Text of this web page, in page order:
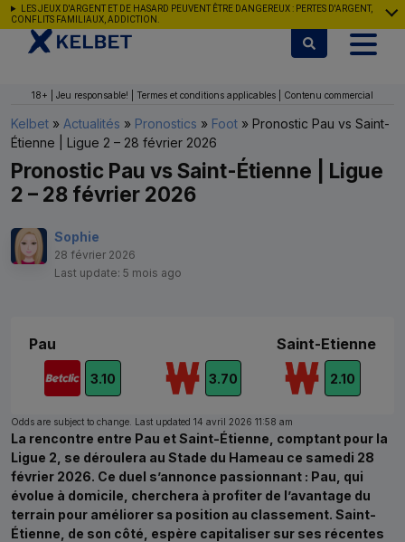
Aller au contenu
LES JEUX D'ARGENT ET DE HASARD PEUVENT ÊTRE DANGEREUX : PERTES D'ARGENT,
CONFLITS FAMILIAUX, ADDICTION.
18+ | Jeu responsable! | Termes et conditions applicables | Contenu commercial
Kelbet » Actualités » Pronostics » Foot » Pronostic Pau vs Saint-
Étienne | Ligue 2 – 28 février 2026
Pronostic Pau vs Saint-Étienne | Ligue
2 – 28 février 2026
Sophie
28 février 2026
Last update: 5 mois ago
Pau Saint-Etienne
3.10 3.70 2.10
Odds are subject to change. Last updated 14 avril 2026 11:58 am
La rencontre entre Pau et Saint-Étienne, comptant pour la
Ligue 2, se déroulera au Stade du Hameau ce samedi 28
février 2026. Ce duel s’annonce passionnant : Pau, qui
évolue à domicile, cherchera à profiter de l’avantage du
terrain pour améliorer sa position au classement. Saint-
Étienne, de son côté, espère capitaliser sur ses récentes